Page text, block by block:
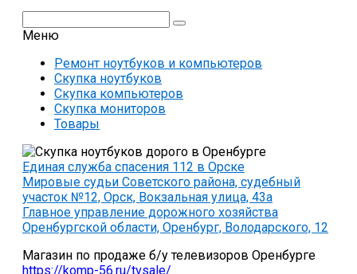
Меню
Ремонт ноутбуков и компьютеров
Скупка ноутбуков
Скупка компьютеров
Скупка мониторов
Товары
Единая служба спасения 112 в Орске
Мировые судьи Советского района, судебный
участок №12, Орск, Вокзальная улица, 43а
Главное управление дорожного хозяйства
Оренбургской области, Оренбург, Володарского, 12
Магазин по продаже б/у телевизоров Оренбурге
https://komp-56.ru/tvsale/